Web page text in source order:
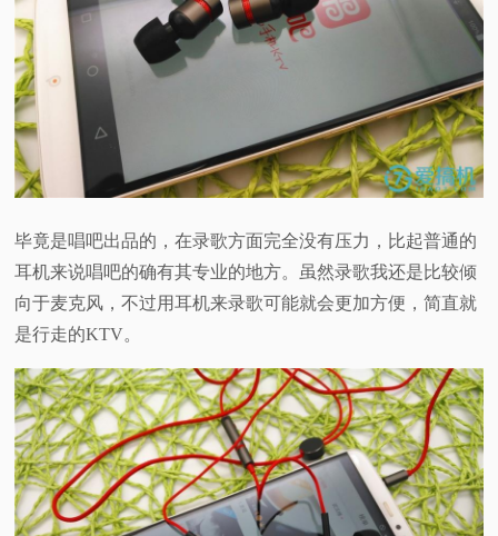
毕竟是唱吧出品的，在录歌方面完全没有压力，比起普通的
耳机来说唱吧的确有其专业的地方。虽然录歌我还是比较倾
向于麦克风，不过用耳机来录歌可能就会更加方便，简直就
是行走的KTV。